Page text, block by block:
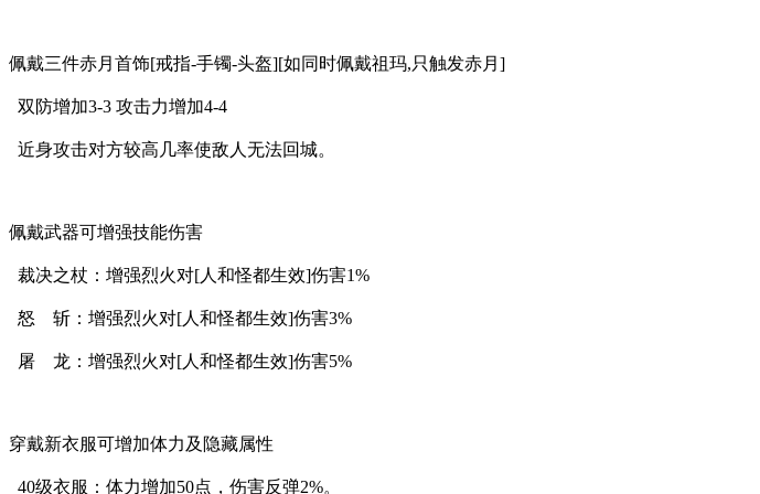
佩戴三件赤月首饰[戒指-手镯-头盔][如同时佩戴祖玛,只触发赤月]
双防增加3-3 攻击力增加4-4
近身攻击对方较高几率使敌人无法回城。
佩戴武器可增强技能伤害
裁决之杖：增强烈火对[人和怪都生效]伤害1%
怒 斩：增强烈火对[人和怪都生效]伤害3%
屠 龙：增强烈火对[人和怪都生效]伤害5%
穿戴新衣服可增加体力及隐藏属性
40级衣服：体力增加50点，伤害反弹2%。